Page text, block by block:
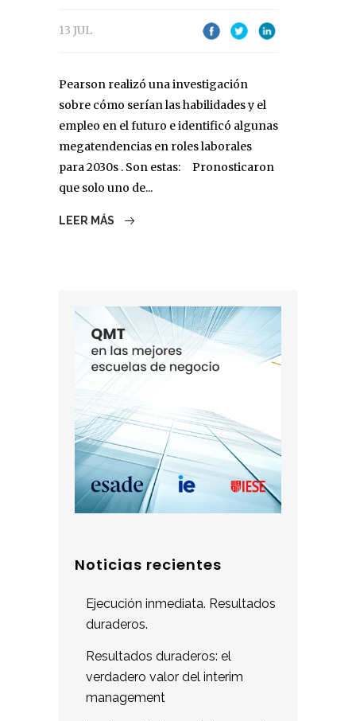
13 JUL
Pearson realizó una investigación
sobre cómo serían las habilidades y el
empleo en el futuro e identificó algunas
megatendencias en roles laborales
para 2030s . Son estas: Pronosticaron
que solo uno de...
LEER MÁS
Noticias recientes
Ejecución inmediata. Resultados
duraderos.
Resultados duraderos: el
verdadero valor del interim
management